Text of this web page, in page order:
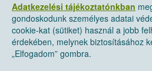
Adatkezelési tájékoztatónkban
gondoskodunk személyes adatai
cookie-kat (sütiket) használ a jobb
érdekében, melynek biztosításához
„Elfogadom” gombra.